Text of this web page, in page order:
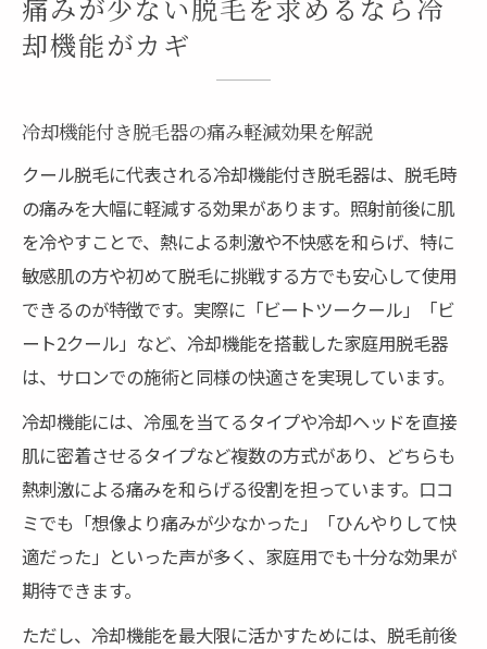
痛みが少ない脱毛を求めるなら冷
却機能がカギ
冷却機能付き脱毛器の痛み軽減効果を解説
クール脱毛に代表される冷却機能付き脱毛器は、脱毛時
の痛みを大幅に軽減する効果があります。照射前後に肌
を冷やすことで、熱による刺激や不快感を和らげ、特に
敏感肌の方や初めて脱毛に挑戦する方でも安心して使用
できるのが特徴です。実際に「ビートツークール」「ビ
ート2クール」など、冷却機能を搭載した家庭用脱毛器
は、サロンでの施術と同様の快適さを実現しています。
冷却機能には、冷風を当てるタイプや冷却ヘッドを直接
肌に密着させるタイプなど複数の方式があり、どちらも
熱刺激による痛みを和らげる役割を担っています。口コ
ミでも「想像より痛みが少なかった」「ひんやりして快
適だった」といった声が多く、家庭用でも十分な効果が
期待できます。
ただし、冷却機能を最大限に活かすためには、脱毛前後